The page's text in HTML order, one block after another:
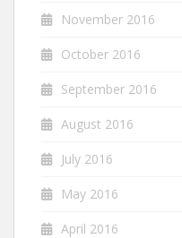
November 2016
October 2016
September 2016
August 2016
July 2016
May 2016
April 2016